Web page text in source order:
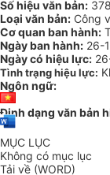
Số hiệu văn bản:
Loại văn bản: Công
Cơ quan ban hành:
Ngày ban hành: 26-
Ngày có hiệu lực:
Tình trạng hiệu lực:
Ngôn ngữ:
Định dạng văn bản
MỤC LỤC
Không có mục lục
Tải về (WORD)